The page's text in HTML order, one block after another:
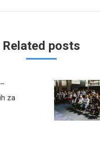
Related posts
za